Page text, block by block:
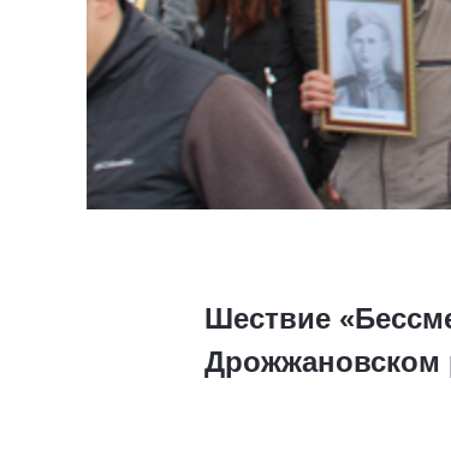
Шествие
Дрожжановском